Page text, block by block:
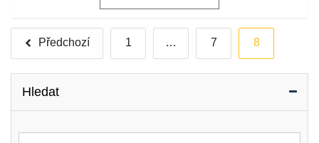
Stránkování
příspěvků
Předchozí 1 … 7 8
Hledat